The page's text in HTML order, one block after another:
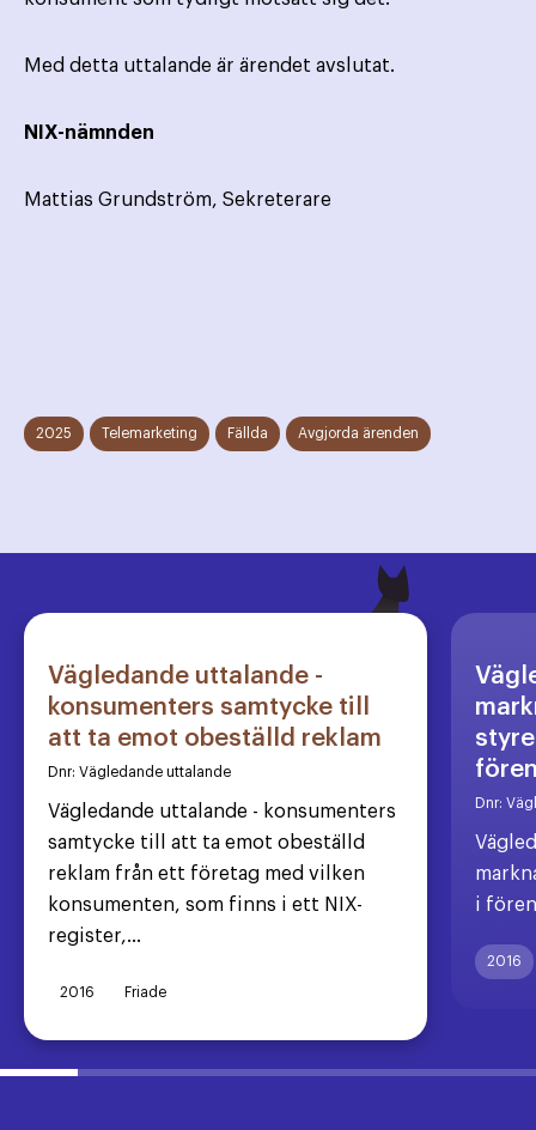
Med detta uttalande är ärendet avslutat.
NIX-nämnden
Mattias Grundström, Sekreterare
2025 Telemarketing Fällda Avgjorda ärenden
Vägledande uttalande -
konsumenters samtycke till
att ta emot obeställd reklam
Dnr: Vägledande uttalande
Vägledande uttalande - konsumenters
samtycke till att ta emot obeställd
reklam från ett företag med vilken
konsumenten, som finns i ett NIX-
register,...
2016 Friade
Dnr:
i
2016